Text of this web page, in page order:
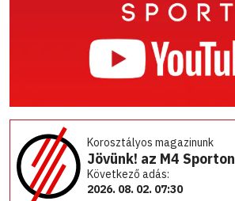
Korosztályos magazinunk
Jövünk! az M4 Sporton
Következő adás:
2026. 08. 02. 07:30